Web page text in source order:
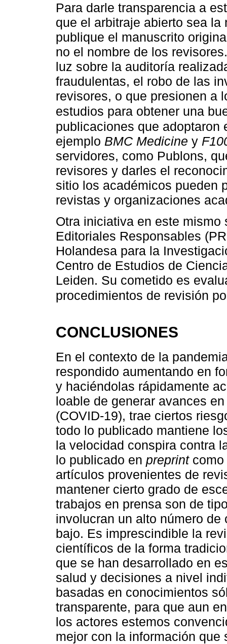
Para darle transparencia a
que el arbitraje abierto sea
publique el manuscrito
no el nombre de los
luz sobre la auditoría
fraudulentas, el robo de las
revisores, o que presionen a
estudios para obtener una
publicaciones que adoptaron
ejemplo BMC Medicine y
servidores, como Publons,
revisores y darles el
sitio los académicos pueden
revistas y organizaciones
Otra iniciativa en este
Editoriales Responsables
Holandesa para la
Centro de Estudios de
Leiden. Su cometido es
procedimientos de revisión
CONCLUSIONES
En el contexto de la
respondido aumentando en
y haciéndolas rápidamente
loable de generar avances
(COVID-19), trae ciertos
todo lo publicado mantiene
la velocidad conspira contra
lo publicado en preprintcomo
artículos provenientes de
mantener cierto grado de
trabajos en prensa son de
involucran un alto número
bajo. Es imprescindible la
científicos de la forma
que se han desarrollado en
salud y decisiones a nivel
basadas en conocimientos
transparente, para que aun
los actores estemos
mejor con la información que